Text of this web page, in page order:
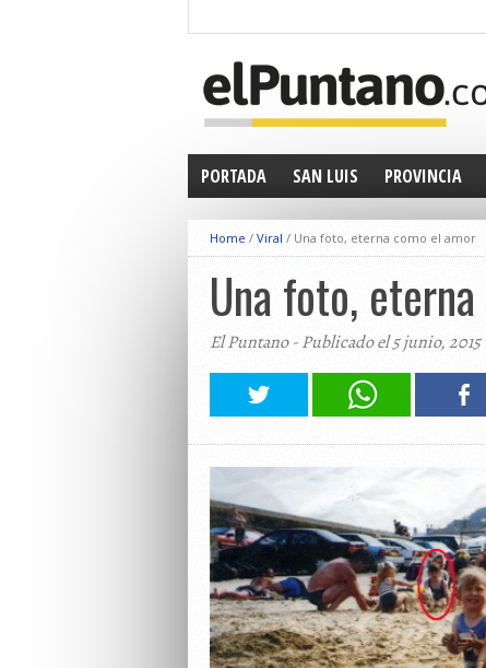
PORTADA SAN LUIS PROVINCIA
Home / Viral / Una foto, eterna como el amor
Una foto,
El Puntano - Publicado el 5 junio, 2015